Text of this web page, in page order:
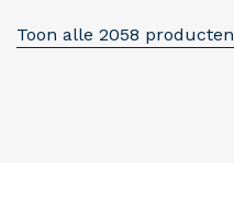
Toon alle 2058 producten